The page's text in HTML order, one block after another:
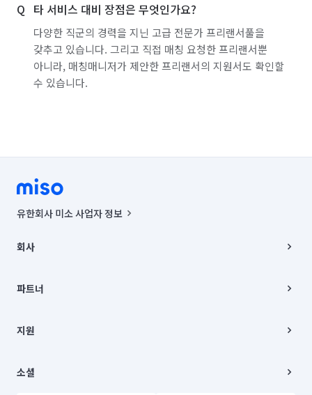
타 서비스 대비 장점은 무엇인가요?
다양한 직군의 경력을 지닌 고급 전문가 프리랜서풀을
갖추고 있습니다. 그리고 직접 매칭 요청한 프리랜서뿐
아니라, 매칭매니저가 제안한 프리랜서의 지원서도 확인할
수 있습니다.
유한회사 미소 사업자 정보
00019 |
주소 | 본사: 서울특별시 종로구 율곡로 6(중학동, 트윈트리빌딩) B동 5층
컨택센터 : 서울특별시 종로구 수송동 율곡로 24, 7층, 8층 미소
상품, 상품정보, 거래에 관한 의무와 책임은 거래당사자에게 있습니다.
언론 보도 관련 문의:
© 유한회사 미소. Miso, Inc. All Rights Reserved.
회사
채용
파트너
이사
지원
이용약관
소셜